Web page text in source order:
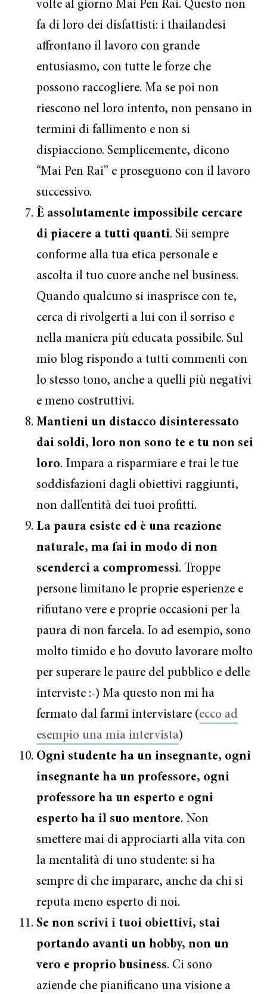
volte al giorno Mai Pen Rai. Questo non
fa di loro dei disfattisti: i thailandesi
affrontano il lavoro con grande
entusiasmo, con tutte le forze che
possono raccogliere. Ma se poi non
riescono nel loro intento, non pensano in
termini di fallimento e non si
dispiacciono. Semplicemente, dicono
“Mai Pen Rai” e proseguono con il lavoro
successivo.
È assolutamente impossibile cercare
di piacere a tutti quanti. Sii sempre
conforme alla tua etica personale e
ascolta il tuo cuore anche nel business.
Quando qualcuno si inasprisce con te,
cerca di rivolgerti a lui con il sorriso e
nella maniera più educata possibile. Sul
mio blog rispondo a tutti commenti con
lo stesso tono, anche a quelli più negativi
e meno costruttivi.
Mantieni un distacco disinteressato
dai soldi, loro non sono te e tu non sei
loro. Impara a risparmiare e trai le tue
soddisfazioni dagli obiettivi raggiunti,
non dall’entità dei tuoi profitti.
La paura esiste ed è una reazione
naturale, ma fai in modo di non
scenderci a compromessi. Troppe
persone limitano le proprie esperienze e
rifiutano vere e proprie occasioni per la
paura di non farcela. Io ad esempio, sono
molto timido e ho dovuto lavorare molto
per superare le paure del pubblico e delle
interviste :-) Ma questo non mi ha
fermato dal farmi intervistare (ecco ad
esempio una mia intervista)
Ogni studente ha un insegnante, ogni
insegnante ha un professore, ogni
professore ha un esperto e ogni
esperto ha il suo mentore. Non
smettere mai di approciarti alla vita con
la mentalità di uno studente: si ha
sempre di che imparare, anche da chi si
reputa meno esperto di noi.
Se non scrivi i tuoi obiettivi, stai
portando avanti un hobby, non un
vero e proprio business. Ci sono
aziende che pianificano una visione a